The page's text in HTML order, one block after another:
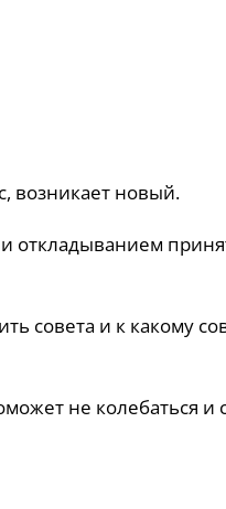
возникает новый.
откладыванием
совета и к какому
не колебаться и